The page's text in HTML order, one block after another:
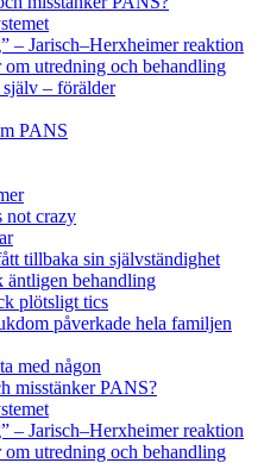
– Jarisch–Herxheimer reaktion
om utredning och behandling
– förälder
PANS
crazy
tillbaka sin självständighet
äntligen behandling
plötsligt tics
påverkade hela familjen
med någon
misstänker PANS?
– Jarisch–Herxheimer reaktion
om utredning och behandling